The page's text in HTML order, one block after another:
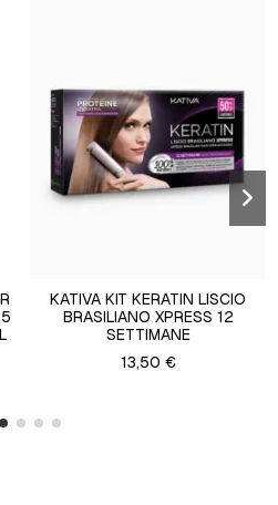
KATIVA KIT KERATIN LISCIO
BRASILIANO XPRESS 12
SETTIMANE
13,50 €